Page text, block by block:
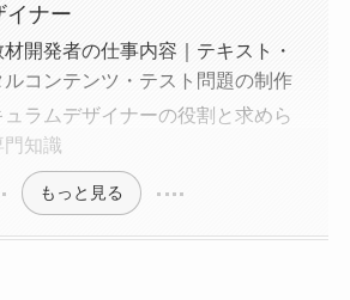
イナー
開発者の仕事内容｜テキスト・
ルコンテンツ・テスト問題の制作
ュラムデザイナーの役割と求めら
門知識
もっと見る